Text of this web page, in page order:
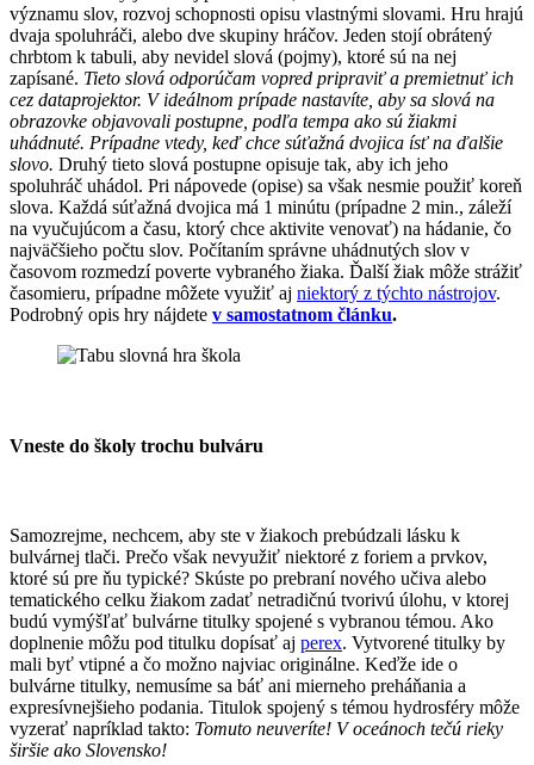
významu slov, rozvoj schopnosti opisu vlastnými slovami. Hru hrajú
dvaja spoluhráči, alebo dve skupiny hráčov. Jeden stojí obrátený
chrbtom k tabuli, aby nevidel slová (pojmy), ktoré sú na nej
zapísané. Tieto slová odporúčam vopred pripraviť a premietnuť ich
cez dataprojektor. V ideálnom prípade nastavíte, aby sa slová na
obrazovke objavovali postupne, podľa tempa ako sú žiakmi
uhádnuté. Prípadne vtedy, keď chce súťažná dvojica ísť na ďalšie
slovo. Druhý tieto slová postupne opisuje tak, aby ich jeho
spoluhráč uhádol. Pri nápovede (opise) sa však nesmie použiť koreň
slova. Každá súťažná dvojica má 1 minútu (prípadne 2 min., záleží
na vyučujúcom a času, ktorý chce aktivite venovať) na hádanie, čo
najväčšieho počtu slov. Počítaním správne uhádnutých slov v
časovom rozmedzí poverte vybraného žiaka. Ďalší žiak môže strážiť
časomieru, prípadne môžete využiť aj niektorý z týchto nástrojov.
Podrobný opis hry nájdete v samostatnom článku.
Vneste do školy trochu bulváru
Samozrejme, nechcem, aby ste v žiakoch prebúdzali lásku k
bulvárnej tlači. Prečo však nevyužiť niektoré z foriem a prvkov,
ktoré sú pre ňu typické? Skúste po prebraní nového učiva alebo
tematického celku žiakom zadať netradičnú tvorivú úlohu, v ktorej
budú vymýšľať bulvárne titulky spojené s vybranou témou. Ako
doplnenie môžu pod titulku dopísať aj perex. Vytvorené titulky by
mali byť vtipné a čo možno najviac originálne. Keďže ide o
bulvárne titulky, nemusíme sa báť ani mierneho preháňania a
expresívnejšieho podania. Titulok spojený s témou hydrosféry môže
vyzerať napríklad takto: Tomuto neuveríte! V oceánoch tečú rieky
širšie ako Slovensko!